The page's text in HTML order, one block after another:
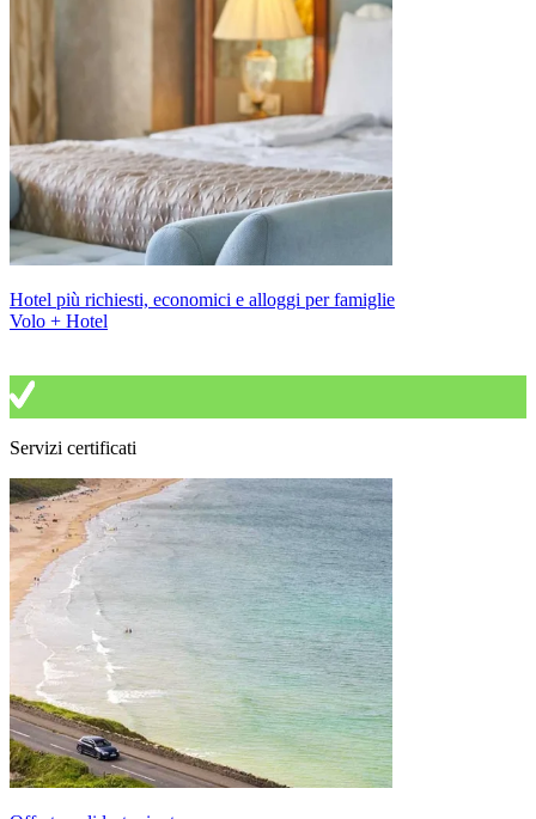
Hotel più richiesti, economici e alloggi per famiglie
Volo + Hotel
Servizi certificati